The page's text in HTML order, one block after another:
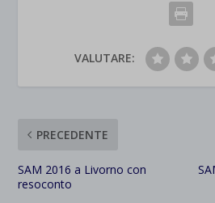
VALUTARE:
PRECEDENTE
SAM 2016 a Livorno con
resoconto